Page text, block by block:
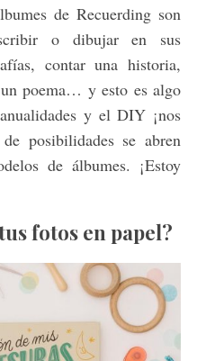
de Recuerding son
o dibujar en sus
contar una historia,
poema… y esto es algo
y el DIY ¡nos
posibilidades se abren
de álbumes. ¡Estoy
fotos en papel?